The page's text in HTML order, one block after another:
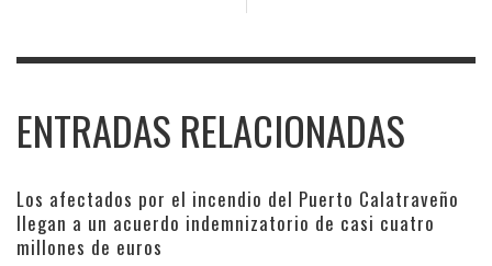
ENTRADAS RELACIONADAS
Los afectados por el incendio del Puerto Calatraveño
llegan a un acuerdo indemnizatorio de casi cuatro
millones de euros